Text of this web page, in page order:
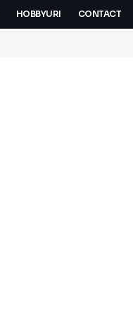
HOBBYURI CONTACT